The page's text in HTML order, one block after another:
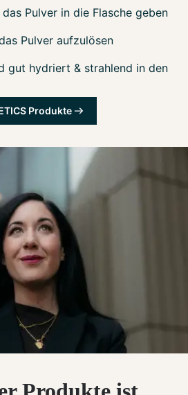
Pulver in die Flasche geben
Pulver aufzulösen
gut hydriert & strahlend in den
Produkte